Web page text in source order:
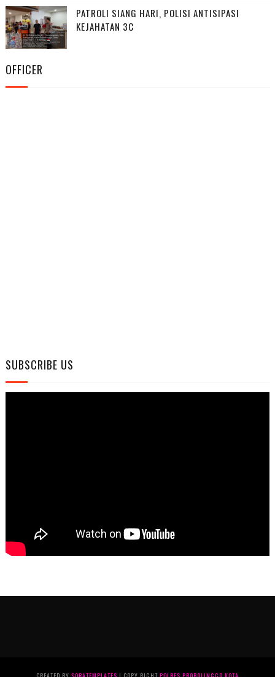
PATROLI SIANG HARI, POLISI ANTISIPASI
KEJAHATAN 3C
OFFICER
SUBSCRIBE US